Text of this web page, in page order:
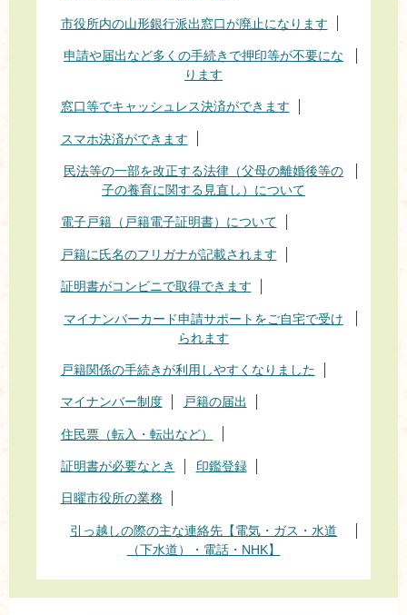
市役所内の山形銀行派出窓口が廃止になります
申請や届出など多くの手続きで押印等が不要にな
ります
窓口等でキャッシュレス決済ができます
スマホ決済ができます
民法等の一部を改正する法律（父母の離婚後等の
子の養育に関する見直し）について
電子戸籍（戸籍電子証明書）について
戸籍に氏名のフリガナが記載されます
証明書がコンビニで取得できます
マイナンバーカード申請サポートをご自宅で受け
られます
戸籍関係の手続きが利用しやすくなりました
マイナンバー制度 戸籍の届出
住民票（転入・転出など）
証明書が必要なとき 印鑑登録
日曜市役所の業務
引っ越しの際の主な連絡先【電気・ガス・水道
（下水道）・電話・NHK】